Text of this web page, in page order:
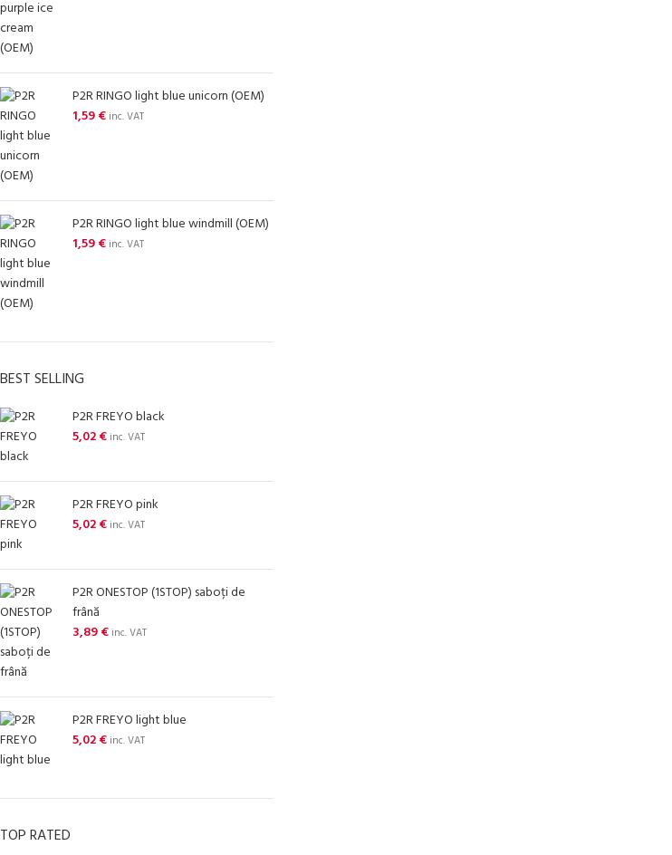
P2R RINGO light blue unicorn (OEM)
1,59€ inc. VAT
P2R RINGO light blue windmill (OEM)
1,59€ inc. VAT
BEST SELLING
P2R FREYO black
5,02€ inc. VAT
P2R FREYO pink
5,02€ inc. VAT
P2R ONESTOP (1STOP) saboți de
frână
3,89€ inc. VAT
P2R FREYO light blue
5,02€ inc. VAT
TOP RATED